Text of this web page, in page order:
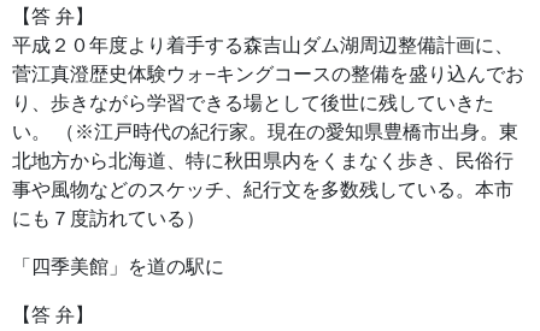
【答 弁】
平成２０年度より着手する森吉山ダム湖周辺整備計画に、
菅江真澄歴史体験ウォ−キングコースの整備を盛り込んでお
り、歩きながら学習できる場として後世に残していきた
い。 （※江戸時代の紀行家。現在の愛知県豊橋市出身。東
北地方から北海道、特に秋田県内をくまなく歩き、民俗行
事や風物などのスケッチ、紀行文を多数残している。本市
にも７度訪れている）
「四季美館」を道の駅に
【答 弁】